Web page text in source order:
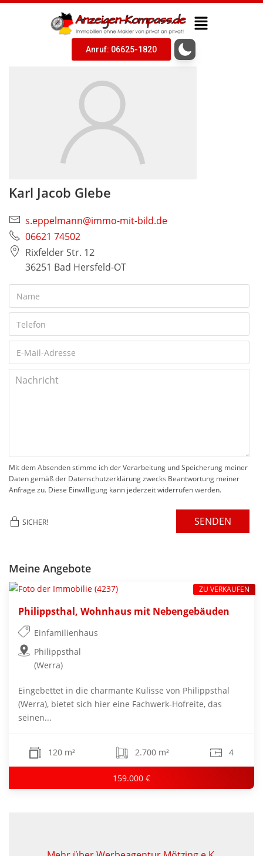
Anruf: 06625-1820
Karl Jacob Glebe
s.eppelmann@immo-mit-bild.de
06621 74502
Rixfelder Str. 12
36251 Bad Hersfeld-OT
Mit dem Absenden stimme ich der Verarbeitung und Speicherung meiner
Daten gemäß der Datenschutzerklärung zwecks Beantwortung meiner
Anfrage zu. Diese Einwilligung kann jederzeit widerrufen werden.
SICHER! SENDEN
Meine Angebote
Philippsthal, Wohnhaus mit Nebengebäuden
Einfamilienhaus
Philippsthal
(Werra)
Eingebettet in die charmante Kulisse von Philippsthal
(Werra), bietet sich hier eine Fachwerk-Hofreite, das
seinen...
120 m² 2.700 m² 4
159.000 €
ZU VERKAUFEN